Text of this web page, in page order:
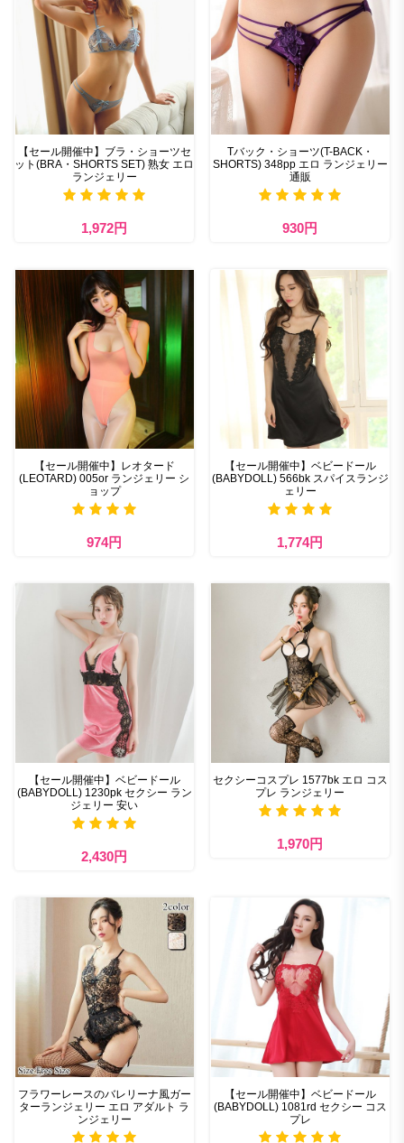
【セール開催中】ブラ・ショーツセ
ット(BRA・SHORTS SET) 熟女 エロ
ランジェリー
1,972円
Tバック・ショーツ(T-BACK・
SHORTS) 348pp エロ ランジェリー
通販
930円
【セール開催中】レオタード
(LEOTARD) 005or ランジェリー シ
ョップ
974円
【セール開催中】ベビードール
(BABYDOLL) 566bk スパイスランジ
ェリー
1,774円
【セール開催中】ベビードール
(BABYDOLL) 1230pk セクシー ラン
ジェリー 安い
2,430円
セクシーコスプレ 1577bk エロ コス
プレ ランジェリー
1,970円
フラワーレースのバレリーナ風ガー
ターランジェリー エロ アダルト ラ
ンジェリー
【セール開催中】ベビードール
(BABYDOLL) 1081rd セクシー コス
プレ